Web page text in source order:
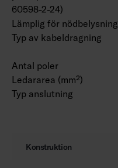
60598-2-24)
Lämplig för nödbelysning
Typ av kabeldragning
Antal poler
Ledararea (mm²)
Typ anslutning
Konstruktion